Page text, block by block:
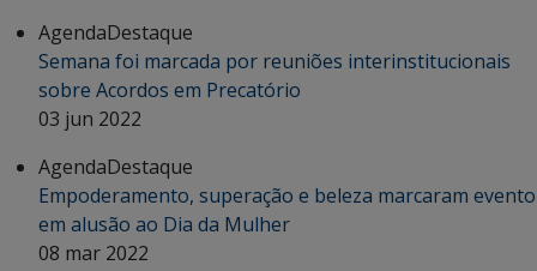
AgendaDestaque
Semana foi marcada por reuniões interinstitucionais
sobre Acordos em Precatório
03 jun 2022
AgendaDestaque
Empoderamento, superação e beleza marcaram evento
em alusão ao Dia da Mulher
08 mar 2022